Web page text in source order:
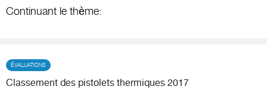
Continuant le thème:
ÉVALUATIONS
Classement des pistolets thermiques 2017